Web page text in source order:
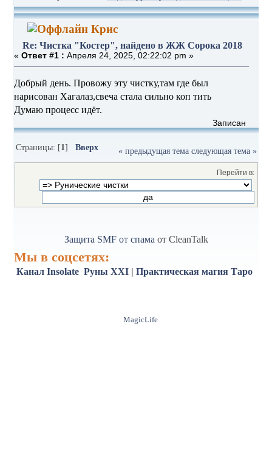
Крис
Re: Чистка "Костер", найдено в ЖЖ Сорока 2018
«Ответ #1 : Апреля 24, 2025, 02:22:02 pm »
Добрый день. Провожу эту чистку,там где был
нарисован Хагалаз,свеча стала сильно коп тить
Думаю процесс идёт.
Записан
Страницы: [1]Вверх « предыдущая тема следующая тема »
Перейти в:
Защита SMF от спама от CleanTalk
Мы в соцсетях:
Канал Insolate Руны XXI | Практическая магия Таро
MagicLife